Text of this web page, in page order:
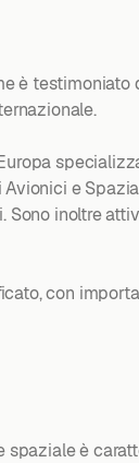
è
e
inoltre
con
spaziale è